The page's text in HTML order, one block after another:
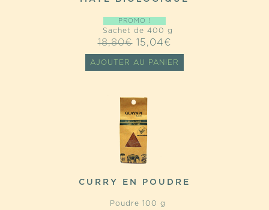
PROMO !
Sachet de 400 g
18,80€ LE
PRIX
15,04€
PRIX
AJOUTER AU PANIER
CURRY EN POUDRE
Poudre 100 g